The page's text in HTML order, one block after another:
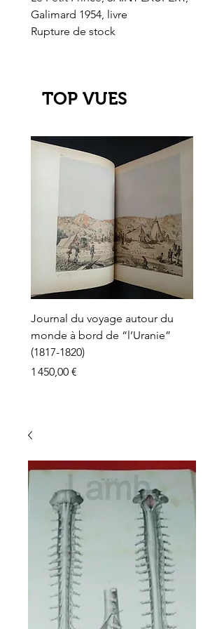
Galimard 1954, livre
Rupture de stock
TOP VUES
Journal du voyage autour du
monde à bord de “l’Uranie”
(1817-1820)
Prix
1 450,00 €